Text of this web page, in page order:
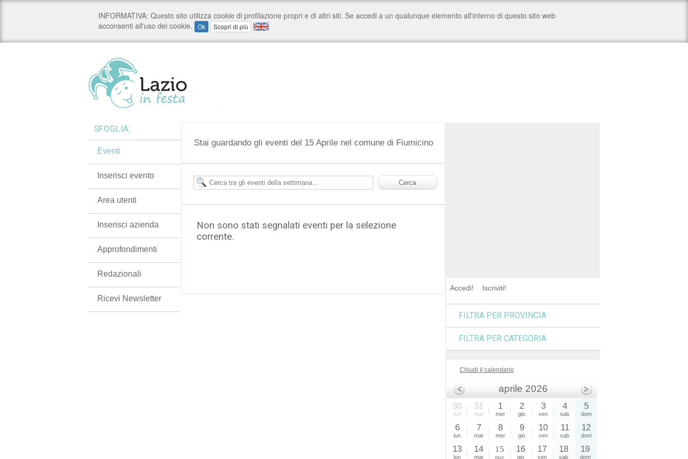
Stai guardando gli eventi del 15 Aprile nel comune di Fiumicino
Non sono stati segnalati eventi per la selezione
corrente.
SFOGLIA:
Eventi
Inserisci evento
Area utenti
Inserisci azienda
Approfondimenti
Redazionali
Ricevi Newsletter
Accedi! Iscriviti!
FILTRA PER PROVINCIA
FILTRA PER CATEGORIA
Chiudi il calendario
aprile 2026
30
lun
31
mar
1
mer
2
gio
3
ven
4
sab
5
dom
6
lun
7
mar
8
mer
9
gio
10
ven
11
sab
12
dom
13
lun
14
mar
15
mer
16
gio
17
ven
18
sab
19
dom